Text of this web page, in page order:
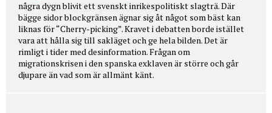
några dygn blivit ett svenskt inrikespolitiskt slagträ. Där
bägge sidor blockgränsen ägnar sig åt något som bäst kan
liknas för “Cherry-picking”. Kravet i debatten borde istället
vara att hålla sig till sakläget och ge hela bilden. Det är
rimligt i tider med desinformation. Frågan om
migrationskrisen i den spanska exklaven är större och går
djupare än vad som är allmänt känt.